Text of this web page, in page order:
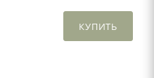
КУПИТЬ